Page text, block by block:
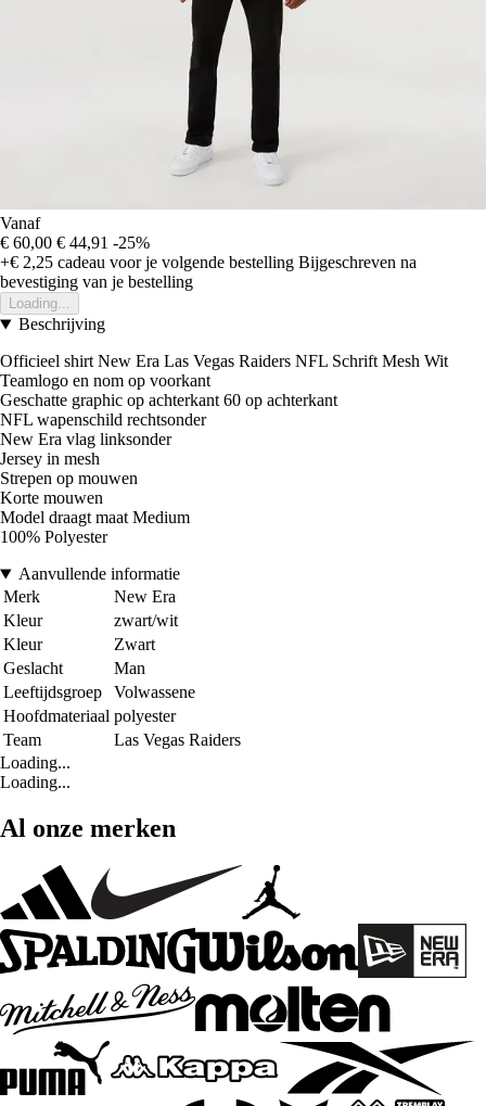
Vanaf
€ 60,00 € 44,91 -25%
+€ 2,25 cadeau voor je volgende bestelling Bijgeschreven na
bevestiging van je bestelling
Loading...
Beschrijving
Officieel shirt New Era Las Vegas Raiders NFL Schrift Mesh Wit
Teamlogo en nom op voorkant
Geschatte graphic op achterkant 60 op achterkant
NFL wapenschild rechtsonder
New Era vlag linksonder
Jersey in mesh
Strepen op mouwen
Korte mouwen
Model draagt maat Medium
100% Polyester
Aanvullende informatie
Merk
New Era
Kleur
zwart/wit
Kleur
Zwart
Geslacht
Man
Leeftijdsgroep
Volwassene
Hoofdmateriaal polyester
Team
Las Vegas Raiders
Loading...
Loading...
Al onze merken